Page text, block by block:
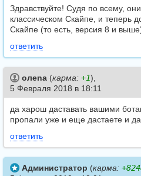
Здравствуйте! Судя по всему,
классическом Скайпе, и теперь
Скайпе (то есть, версия 8 и
ответить
олеna (карма: +1),
5 Февраля 2018 в 18:11
да харош даставать вашими
пропали уже и еще дастаете и
ответить
Администратор (карма: